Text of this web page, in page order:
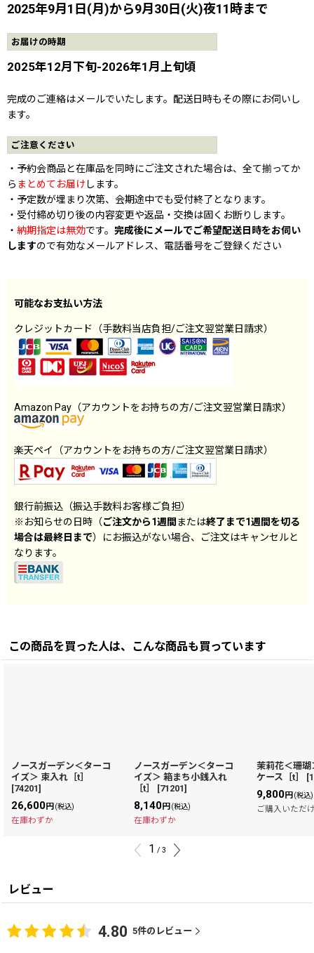
2025年9月1日(月)から9月30日(火)夜11時まで
お届けの時期
2025年12月下旬-2026年1月上旬頃
完成のご連絡はメールでいたします。配送日時もその際にお伺いし
ます。
ご注意ください
・予約会商品と在庫品を同時にご注文された場合は、全て揃ってか
ら まとめてお届けします。
・予定数が埋まり次第、会期途中でも受付終了となります。
・受付締め切り後の内容変更や返品・交換は固くお断りします。
・ 納期指定は無効です。 完成後にメールでご希望配送日時をお伺い
しますので有効なメールアドレス、電話番号をご登録ください
可能なお支払い方法
クレジットカード（手数料当店負担/ご注文翌営業日請求）
Amazon Pay（アカウントをお持ちの方/ご注文翌営業日請求）
楽天ペイ（アカウントをお持ちの方/ご注文翌営業日請求）
銀行前振込（振込手数料お客様ご負担）
※お知らせの日時（ご注文から1週間 または終了まで1週間を切る
場合は最終日まで）にお振込がない場合、ご注文はキャンセルと
なります。
この商品を買った人は、こんな商品も買っています
ノースガーデン＜ターコ
イズ＞ 束入れ［t］
[74201]
26,600円 (税込)
在庫わずか
ノースガーデン＜ターコ
イズ＞ 箱まち小銭入れ
［t］
[71201]
8,140円 (税込)
在庫わずか
茉莉花＜珊瑚
ケース［t］
[
9,800円 (税込)
ご購入いただ
1 / 3
レビュー
4.80 5件のレビュー